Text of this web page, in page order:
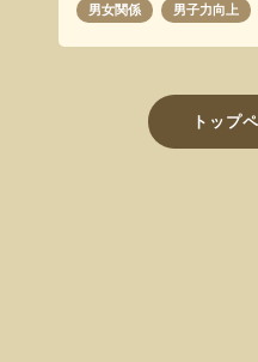
男女関係 男子力向上
トップ